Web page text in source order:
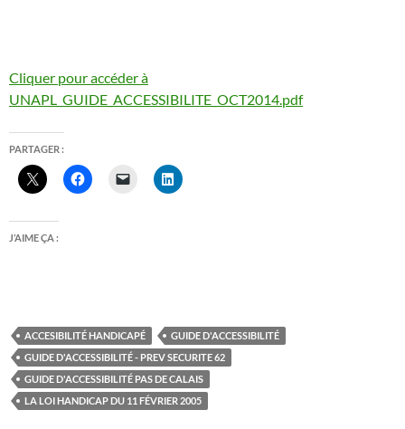
Cliquer pour accéder à
UNAPL_GUIDE_ACCESSIBILITE_OCT2014.pdf
PARTAGER :
J’AIME ÇA :
ACCESIBILITÉ HANDICAPÉ
GUIDE D'ACCESSIBILITÉ
GUIDE D'ACCESSIBILITÉ - PREV SECURITE 62
GUIDE D'ACCESSIBILITÉ PAS DE CALAIS
LA LOI HANDICAP DU 11 FÉVRIER 2005